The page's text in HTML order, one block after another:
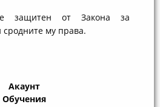
защитен от Закона за
сродните му права.
Акаунт
Обучения